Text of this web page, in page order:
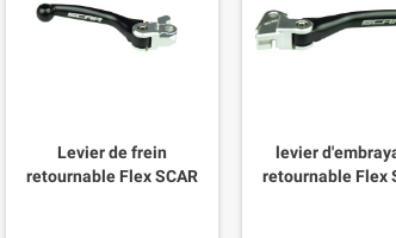
Levier de frein
retournable Flex SCAR
levier
retournable Flex